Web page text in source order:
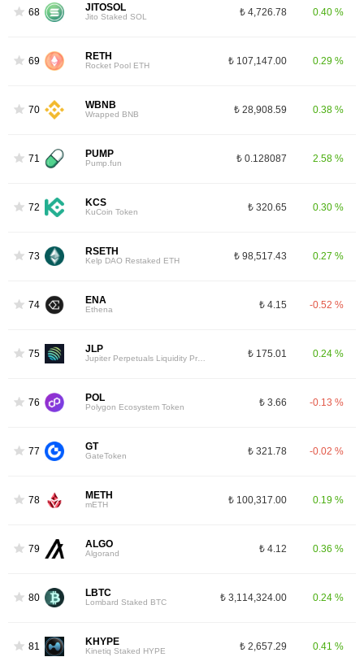
68 JITOSOL
Jito Staked SOL ₺ 4,726.78 0.40 %
69 RETH
Rocket Pool ETH ₺ 107,147.00 0.29 %
70 WBNB
Wrapped BNB ₺ 28,908.59 0.38 %
71 PUMP
Pump.fun ₺ 0.128087 2.58 %
72 KCS
KuCoin Token ₺ 320.65 0.30 %
73 RSETH
Kelp DAO Restaked ETH ₺ 98,517.43 0.27 %
74 ENA
Ethena ₺ 4.15 -0.52 %
75 JLP ₺ 175.01 0.24 %
76 POL
Polygon Ecosystem Token ₺ 3.66 -0.13 %
77 GT
GateToken ₺ 321.78 -0.02 %
78 METH
mETH ₺ 100,317.00 0.19 %
79 ALGO
Algorand ₺ 4.12 0.36 %
80 LBTC
Lombard Staked BTC ₺ 3,114,324.00 0.24 %
81 KHYPE
Kinetiq Staked HYPE ₺ 2,657.29 0.41 %